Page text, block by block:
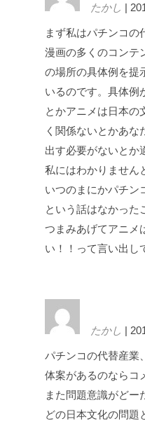
たかし |
まず私はパチンコの
漫画の多くのコンテ
の場所の具体例を提
いるのです。具体例
とかアニメは日本の
く関係ないとかあな
出す必要がないとか
私にはわかりません
いつのまにかパチン
という話はなかった
つまみあげてアニメ
い！！って言い出し
たかし |
パチンコの代替産業
体案があるのならコ
また問題意識がどー
どの日本文化の問題